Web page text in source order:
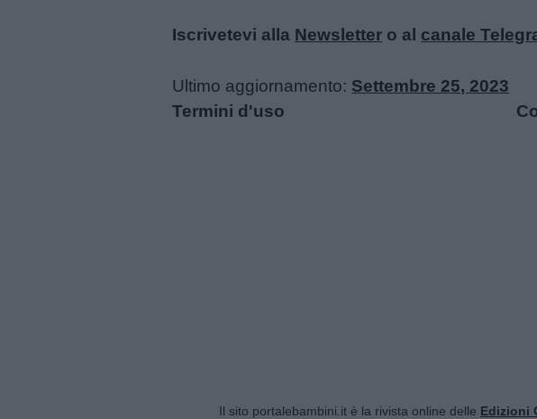
Iscrivetevi alla Newsletter o al canale
Ultimo aggiornamento: Settembre 25, 2023
Termini d'uso
Il sito portalebambini.it è la rivista online delle Edizioni